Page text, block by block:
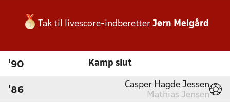
Tak til livescore-indberetter Jørn Melgård
'90 Kamp slut
'86
Casper Hagde Jessen
Mathias Jensen